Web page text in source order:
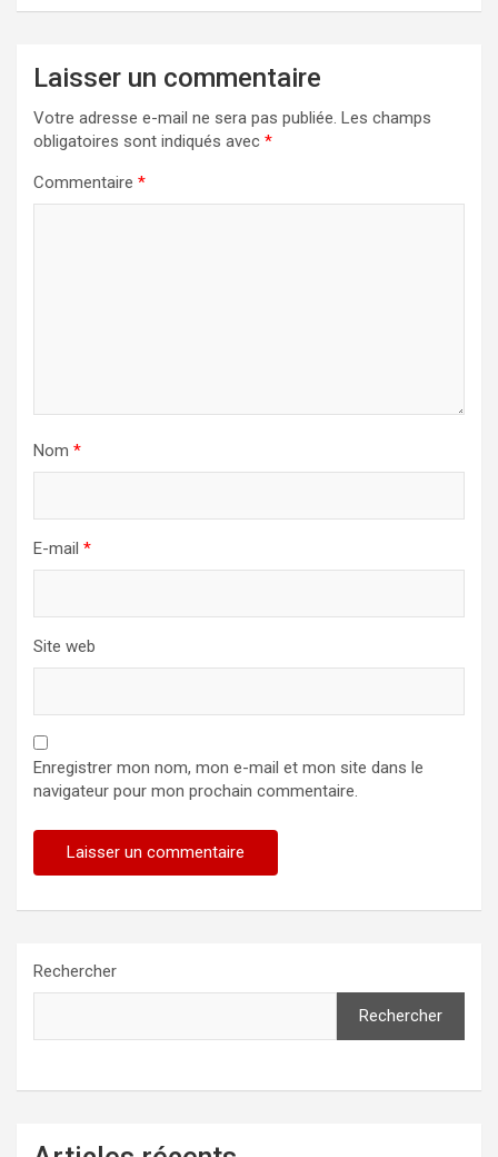
Laisser un commentaire
Votre adresse e-mail ne sera pas publiée. Les champs
obligatoires sont indiqués avec *
Commentaire *
Nom *
E-mail *
Site web
Enregistrer mon nom, mon e-mail et mon site dans le
navigateur pour mon prochain commentaire.
Rechercher
Rechercher